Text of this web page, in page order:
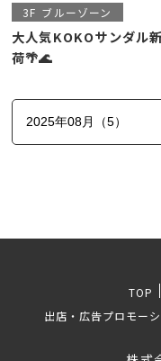
3F ブルーゾーン
大人気KOKOサンダル
荷🌴🌊
TOP
出店・広告プロモー